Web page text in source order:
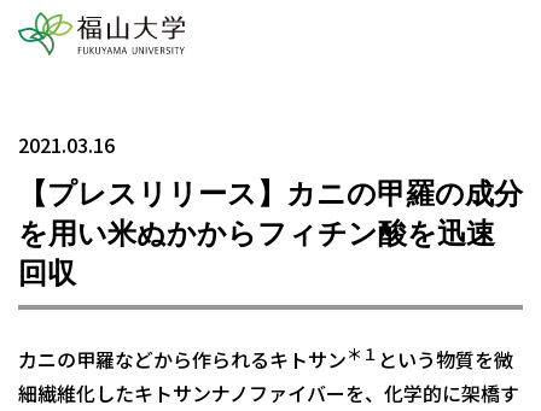
2021.03.16
【プレスリリース】カニの甲羅の成分
を用い米ぬかからフィチン酸を迅速
回収
カニの甲羅などから作られるキトサン＊１ という物質を微
細繊維化したキトサンナノファイバーを、化学的に架橋す